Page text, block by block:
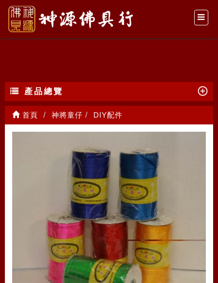
DIY配件
產品總覽
首頁 神將童仔 DIY配件